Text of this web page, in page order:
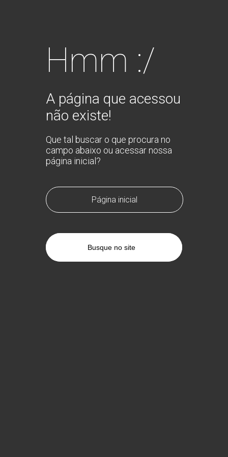
Hmm :/
A página que acessou
não existe!
Que tal buscar o que procura no
campo abaixo ou acessar nossa
página inicial?
Página inicial